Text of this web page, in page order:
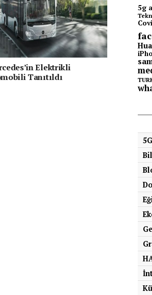
Elektrikli
Tanıtıldı
5g